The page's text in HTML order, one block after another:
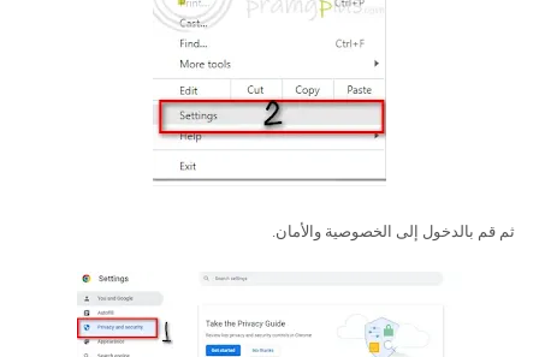
ثم قم بالدخول إلى الخصوصية والأمان.